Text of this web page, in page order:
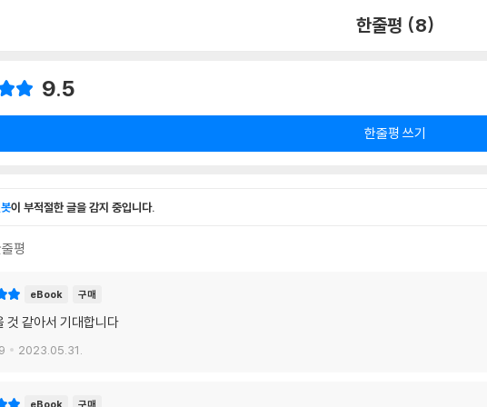
한줄평 (8)
9.5
한줄평 쓰기
이 부적절한 글을 감지 중입니다.
평
eBook 구매
것 같아서 기대합니다
2023.05.31.
eBook 구매